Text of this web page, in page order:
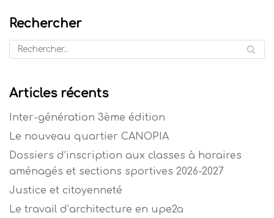
Rechercher
Articles récents
Inter-génération 3ème édition
Le nouveau quartier CANOPIA
Dossiers d’inscription aux classes à horaires
aménagés et sections sportives 2026-2027
Justice et citoyenneté
Le travail d’architecture en upe2a